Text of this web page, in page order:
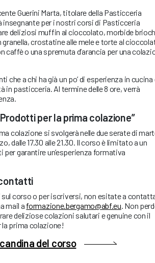
Guerini Marta, titolare della Pasticceria
insegnante per i nostri corsi di Pasticceria
deliziosi muffin al cioccolato, morbide
crostatine alle mele e torte al
o una spremuta d’arancia per una
che a chi ha già un po’ di esperienza in cucina
in pasticceria. Al termine delle 8 ore, verrà
per la prima colazione”
colazione si svolgerà nelle due serate di
dalle 17.30 alle 21.30. Il corso è limitato a un
garantire un’esperienza formativa
corso o per iscriversi, non esitate a
mail a formazione.bergamo@abf.eu . Non
deliziose colazioni salutari e genuine con il
prima colazione!
del corso